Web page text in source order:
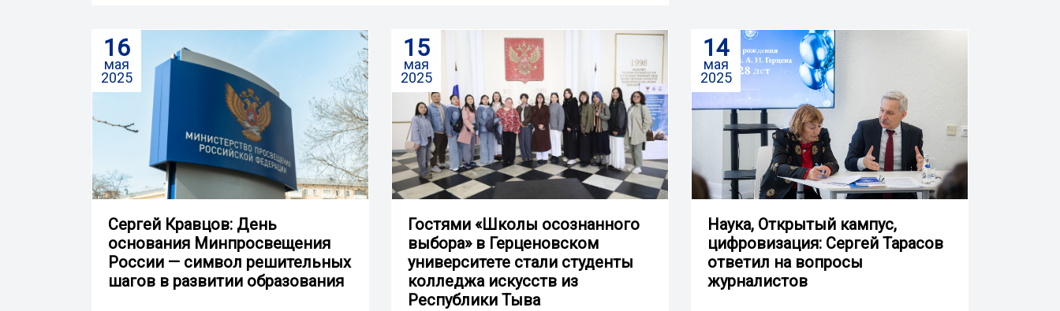
16
мая
2025
Сергей Кравцов: День
основания Минпросвещения
России — символ решительных
шагов в развитии образования
15
мая
2025
Гостями «Школы осознанного
выбора» в Герценовском
университете стали студенты
колледжа искусств из
Республики Тыва
14
мая
2025
Наука, Открытый кампус,
цифровизация: Сергей Тарасов
ответил на вопросы
журналистов